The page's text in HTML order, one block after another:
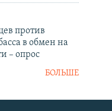
против
в обмен на
– опрос
БОЛЬШЕ